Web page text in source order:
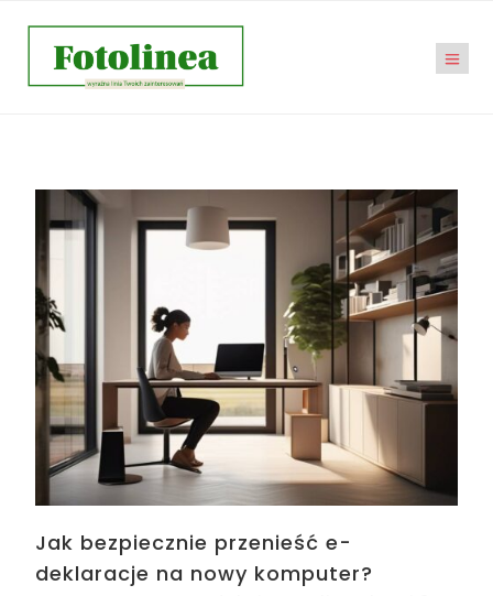
Jak bezpiecznie przenieść e-
deklaracje na nowy komputer?